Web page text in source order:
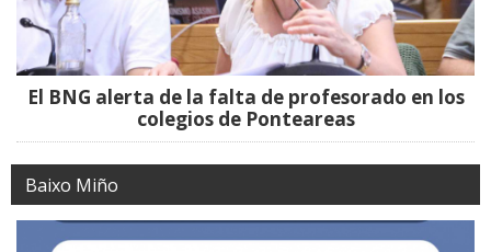
El BNG alerta de la falta de profesorado en los
colegios de Ponteareas
Baixo Miño